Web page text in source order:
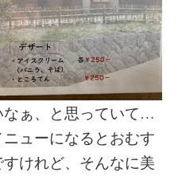
ぁ、と思っていて…
ューになるとおむす
けれど、そんなに美